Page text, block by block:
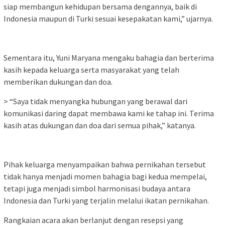
siap membangun kehidupan bersama dengannya, baik di
Indonesia maupun di Turki sesuai kesepakatan kami,” ujarnya.
Sementara itu, Yuni Maryana mengaku bahagia dan berterima
kasih kepada keluarga serta masyarakat yang telah
memberikan dukungan dan doa.
> “Saya tidak menyangka hubungan yang berawal dari
komunikasi daring dapat membawa kami ke tahap ini. Terima
kasih atas dukungan dan doa dari semua pihak,” katanya.
Pihak keluarga menyampaikan bahwa pernikahan tersebut
tidak hanya menjadi momen bahagia bagi kedua mempelai,
tetapi juga menjadi simbol harmonisasi budaya antara
Indonesia dan Turki yang terjalin melalui ikatan pernikahan.
Rangkaian acara akan berlanjut dengan resepsi yang